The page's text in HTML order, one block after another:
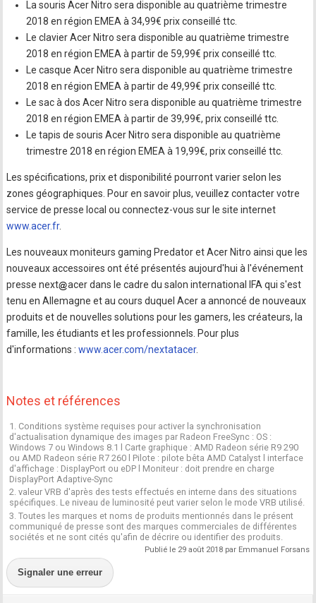
La souris Acer Nitro sera disponible au quatrième trimestre
2018 en région EMEA à 34,99€ prix conseillé ttc.
Le clavier Acer Nitro sera disponible au quatrième trimestre
2018 en région EMEA à partir de 59,99€ prix conseillé ttc.
Le casque Acer Nitro sera disponible au quatrième trimestre
2018 en région EMEA à partir de 49,99€ prix conseillé ttc.
Le sac à dos Acer Nitro sera disponible au quatrième trimestre
2018 en région EMEA à partir de 39,99€, prix conseillé ttc.
Le tapis de souris Acer Nitro sera disponible au quatrième
trimestre 2018 en région EMEA à 19,99€, prix conseillé ttc.
Les spécifications, prix et disponibilité pourront varier selon les
zones géographiques. Pour en savoir plus, veuillez contacter votre
service de presse local ou connectez-vous sur le site internet
www.acer.fr.
Les nouveaux moniteurs gaming Predator et Acer Nitro ainsi que les
nouveaux accessoires ont été présentés aujourd'hui à l'événement
presse next
acer dans le cadre du salon international IFA qui s'est
tenu en Allemagne et au cours duquel Acer a annoncé de nouveaux
produits et de nouvelles solutions pour les gamers, les créateurs, la
famille, les étudiants et les professionnels. Pour plus
d'informations :www.acer.com/nextatacer.
Notes et références
1. Conditions système requises pour activer la synchronisation
d'actualisation dynamique des images par Radeon FreeSync : OS :
Windows 7 ou Windows 8.1 l Carte graphique : AMD Radeon série R9 290
ou AMD Radeon série R7 260 l Pilote : pilote bêta AMD Catalyst l interface
d'affichage : DisplayPort ou eDP l Moniteur : doit prendre en charge
DisplayPort Adaptive-Sync
2. valeur VRB d'après des tests effectués en interne dans des situations
spécifiques. Le niveau de luminosité peut varier selon le mode VRB utilisé.
3. Toutes les marques et noms de produits mentionnés dans le présent
communiqué de presse sont des marques commerciales de différentes
sociétés et ne sont cités qu'afin de décrire ou identifier des produits.
Publié le 29 août 2018 par Emmanuel Forsans
Signaler une erreur